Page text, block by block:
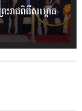
ះរាជពិធីសម្ពោធ